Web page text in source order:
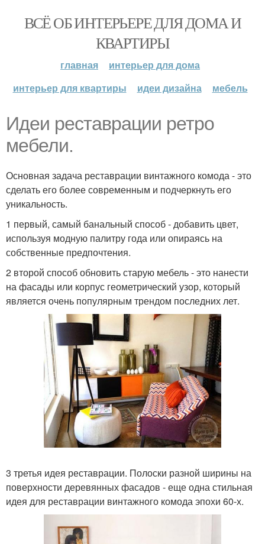
ВСЁ ОБ ИНТЕРЬЕРЕ ДЛЯ ДОМА И
КВАРТИРЫ
главная
интерьер для дома
интерьер для квартиры
идеи дизайна мебель
Идеи реставрации ретро
мебели.
Основная задача реставрации винтажного комода - это
сделать его более современным и подчеркнуть его
уникальность.
1 первый, самый банальный способ - добавить цвет,
используя модную палитру года или опираясь на
собственные предпочтения.
2 второй способ обновить старую мебель - это нанести
на фасады или корпус геометрический узор, который
является очень популярным трендом последних лет.
3 третья идея реставрации. Полоски разной ширины на
поверхности деревянных фасадов - еще одна стильная
идея для реставрации винтажного комода эпохи 60-х.